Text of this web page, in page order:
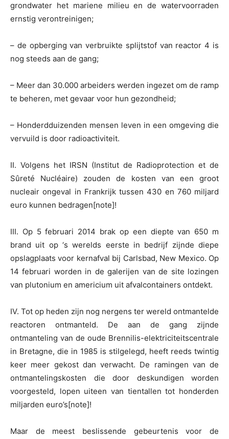
grondwater het mariene milieu en de watervoorraden
ernstig verontreinigen;
– de opberging van verbruikte splijtstof van reactor 4 is
nog steeds aan de gang;
– Meer dan 30.000 arbeiders werden ingezet om de ramp
te beheren, met gevaar voor hun gezondheid;
– Honderdduizenden mensen leven in een omgeving die
vervuild is door radioactiviteit.
II. Volgens het IRSN (Institut de Radioprotection et de
Sûreté Nucléaire) zouden de kosten van een groot
nucleair ongeval in Frankrijk tussen 430 en 760 miljard
euro kunnen bedragen[note]!
III. Op 5 februari 2014 brak op een diepte van 650 m
brand uit op ‘s werelds eerste in bedrijf zijnde diepe
opslagplaats voor kernafval bij Carlsbad, New Mexico. Op
14 februari worden in de galerijen van de site lozingen
van plutonium en americium uit afvalcontainers ontdekt.
IV. Tot op heden zijn nog nergens ter wereld ontmantelde
reactoren ontmanteld. De aan de gang zijnde
ontmanteling van de oude Brennilis-elektriciteitscentrale
in Bretagne, die in 1985 is stilgelegd, heeft reeds twintig
keer meer gekost dan verwacht. De ramingen van de
ontmantelingskosten die door deskundigen worden
voorgesteld, lopen uiteen van tientallen tot honderden
miljarden euro’s[note]!
Maar de meest beslissende gebeurtenis voor de